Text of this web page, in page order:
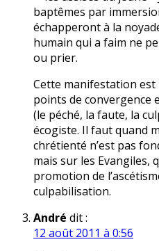
baptêmes par
échapperont à la
humain qui a faim ne
ou prier.
Cette manifestation
points de convergence
(le péché, la faute, la
écogiste. Il faut quand
chrétienté n’est pas
mais sur les Evangiles,
promotion de
culpabilisation.
André dit :
12 août 2011 à 0:56